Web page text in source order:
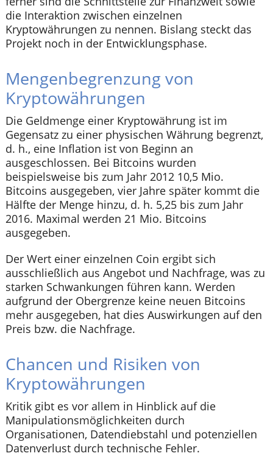
die Interaktion zwischen einzelnen
Kryptowährungen zu nennen. Bislang steckt das
Projekt noch in der Entwicklungsphase.
Mengenbegrenzung von
Kryptowährungen
Die Geldmenge einer Kryptowährung ist im
Gegensatz zu einer physischen Währung begrenzt,
d. h., eine Inflation ist von Beginn an
ausgeschlossen. Bei Bitcoins wurden
beispielsweise bis zum Jahr 2012 10,5 Mio.
Bitcoins ausgegeben, vier Jahre später kommt die
Hälfte der Menge hinzu, d. h. 5,25 bis zum Jahr
2016. Maximal werden 21 Mio. Bitcoins
ausgegeben.
Der Wert einer einzelnen Coin ergibt sich
ausschließlich aus Angebot und Nachfrage, was zu
starken Schwankungen führen kann. Werden
aufgrund der Obergrenze keine neuen Bitcoins
mehr ausgegeben, hat dies Auswirkungen auf den
Preis bzw. die Nachfrage.
Chancen und Risiken von
Kryptowährungen
Kritik gibt es vor allem in Hinblick auf die
Manipulationsmöglichkeiten durch
Organisationen, Datendiebstahl und potenziellen
Datenverlust durch technische Fehler.